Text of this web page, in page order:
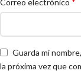
Guarda mi
la próxima vez que